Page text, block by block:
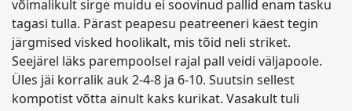
võimalikult sirge muidu ei soovinud pallid enam tasku
tagasi tulla. Pärast peapesu peatreeneri käest tegin
järgmised visked hoolikalt, mis tõid neli striket.
Seejärel läks parempoolsel rajal pall veidi väljapoole.
Üles jäi korralik auk 2-4-8 ja 6-10. Suutsin sellest
kompotist võtta ainult kaks kurikat. Vasakult tuli